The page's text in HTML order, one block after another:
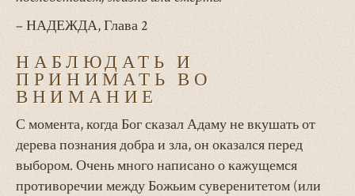
– НАДЕЖДА, Глава 2
НАБЛЮДАТЬ И
ПРИНИМАТЬ ВО
ВНИМАНИЕ
С момента, когда Бог сказал Адаму не вкушать от
дерева познания добра и зла, он оказался перед
выбором. Очень много написано о кажущемся
противоречии между Божьим суверенитетом (или